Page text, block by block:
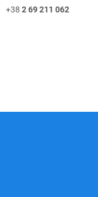
+38 2 69 211 062